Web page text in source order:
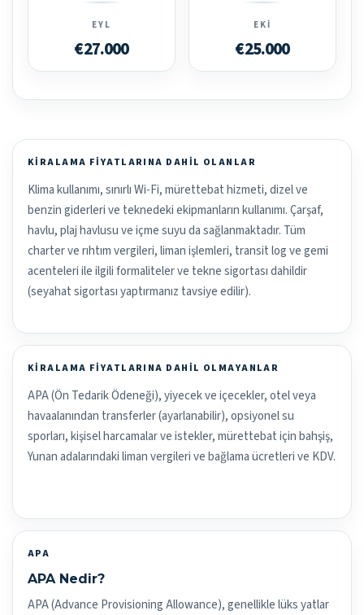
EYL
€27.000
EKI
€25.000
KIRALAMA FIYATLARINA DAHIL OLANLAR
Klima kullanımı, sınırlı Wi-Fi, mürettebat hizmeti, dizel ve
benzin giderleri ve teknedeki ekipmanların kullanımı. Çarşaf,
havlu, plaj havlusu ve içme suyu da sağlanmaktadır. Tüm
charter ve rıhtım vergileri, liman işlemleri, transit log ve gemi
acenteleri ile ilgili formaliteler ve tekne sigortası dahildir
(seyahat sigortası yaptırmanız tavsiye edilir).
KIRALAMA FIYATLARINA DAHIL OLMAYANLAR
APA (Ön Tedarik Ödeneği), yiyecek ve içecekler, otel veya
havaalanından transferler (ayarlanabilir), opsiyonel su
sporları, kişisel harcamalar ve istekler, mürettebat için bahşiş,
Yunan adalarındaki liman vergileri ve bağlama ücretleri ve KDV.
APA
APA Nedir?
APA (Advance Provisioning Allowance), genellikle lüks yatlar